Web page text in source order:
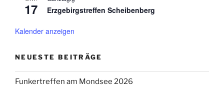
17 Erzgebirgstreffen Scheibenberg
Kalender anzeigen
NEUESTE BEITRÄGE
Funkertreffen am Mondsee 2026